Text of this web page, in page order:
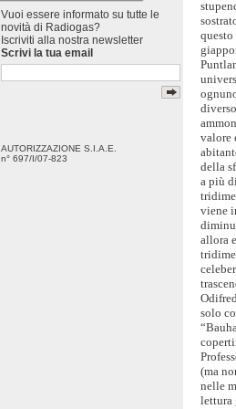
Vuoi essere informato su tutte le
novità di Radiogas?
Iscriviti alla nostra newsletter
Scrivi la tua email
AUTORIZZAZIONE S.I.A.E.
n° 697/I/07-823
valore
della
a più
viene
allora
solo
(ma
nelle
lettura